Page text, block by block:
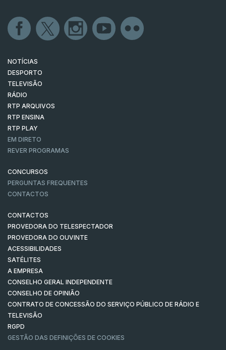
NOTÍCIAS
DESPORTO
TELEVISÃO
RÁDIO
RTP ARQUIVOS
RTP ENSINA
RTP PLAY
EM DIRETO
REVER PROGRAMAS
CONCURSOS
PERGUNTAS FREQUENTES
CONTACTOS
CONTACTOS
PROVEDORA DO TELESPECTADOR
PROVEDORA DO OUVINTE
ACESSIBILIDADES
SATÉLITES
A EMPRESA
CONSELHO GERAL INDEPENDENTE
CONSELHO DE OPINIÃO
CONTRATO DE CONCESSÃO DO SERVIÇO PÚBLICO DE RÁDIO E
TELEVISÃO
RGPD
GESTÃO DAS DEFINIÇÕES DE COOKIES